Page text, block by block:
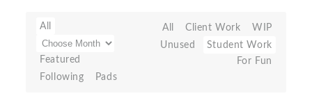
All
Featured
Following
Pads
All Client Work
WIP
Unused
Student Work
For Fun